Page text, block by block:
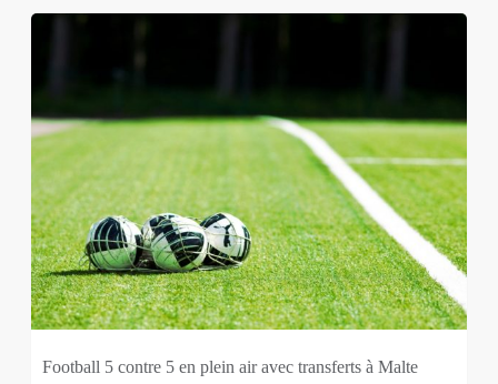
Football 5 contre 5 en plein air avec transferts à Malte